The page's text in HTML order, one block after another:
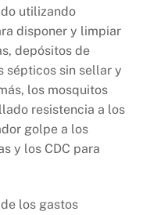
utilizando
disponer y limpiar
depósitos de
sépticos sin sellar y
los mosquitos
resistencia a los
golpe a los
y los CDC para
los gastos